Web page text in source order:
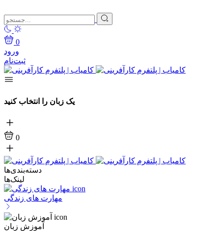
0
ورود
ثبت‌نام
یک زبان را انتخاب کنید
0
دسته‌بندی‌ها
لینک‌ها
مهارت های زندگی
آموزش زبان